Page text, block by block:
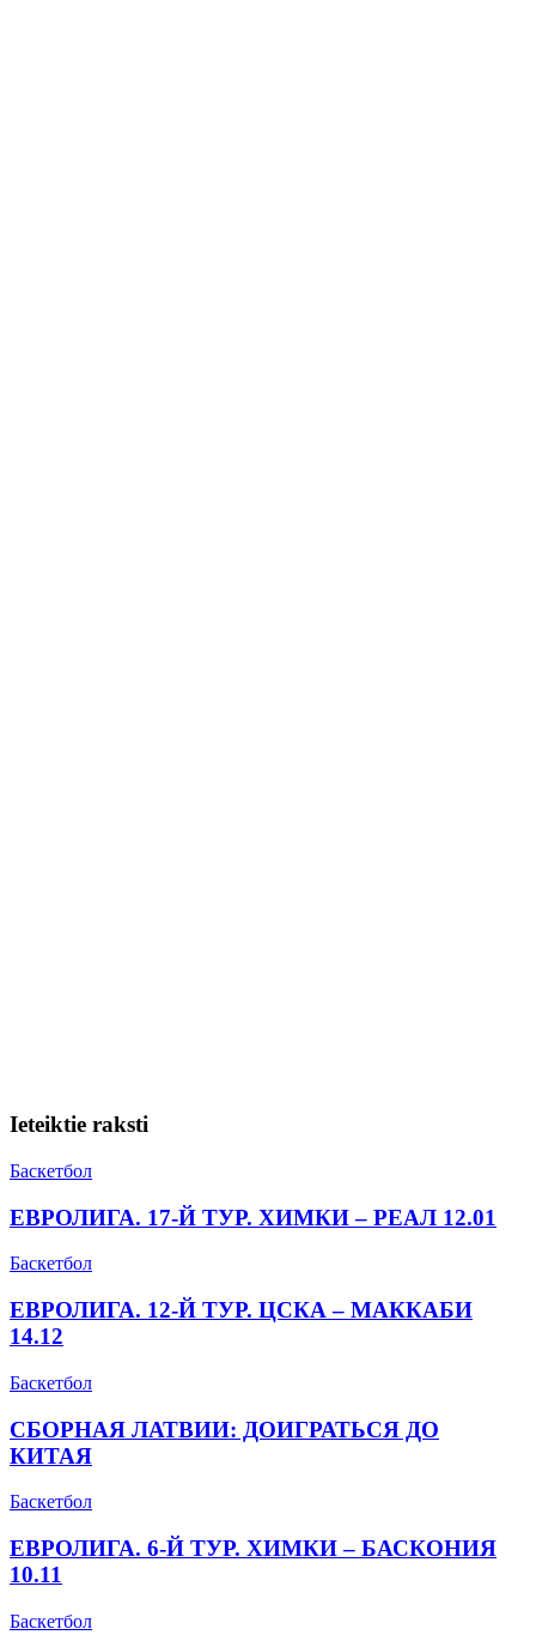
Ieteiktie raksti
Баскетбол
ЕВРОЛИГА. 17-Й ТУР. ХИМКИ – РЕАЛ 12.01
Баскетбол
ЕВРОЛИГА. 12-Й ТУР. ЦСКА – МАККАБИ
14.12
Баскетбол
СБОРНАЯ ЛАТВИИ: ДОИГРАТЬСЯ ДО
КИТАЯ
Баскетбол
ЕВРОЛИГА. 6-Й ТУР. ХИМКИ – БАСКОНИЯ
10.11
Баскетбол